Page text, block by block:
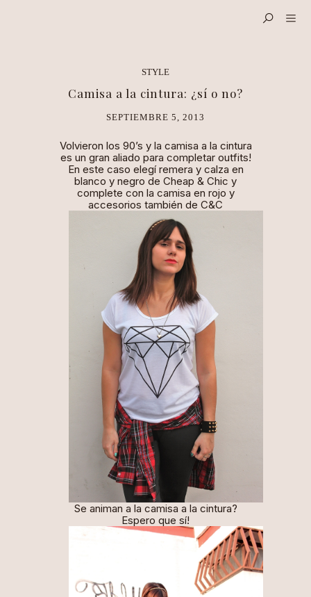
STYLE
Camisa a la cintura: ¿sí o no?
SEPTIEMBRE 5, 2013
Volvieron los 90’s y la camisa a la cintura
es un gran aliado para completar outfits!
En este caso elegí remera y calza en
blanco y negro de Cheap & Chic y
complete con la camisa en rojo y
accesorios también de C&C
Se animan a la camisa a la cintura?
Espero que sí!